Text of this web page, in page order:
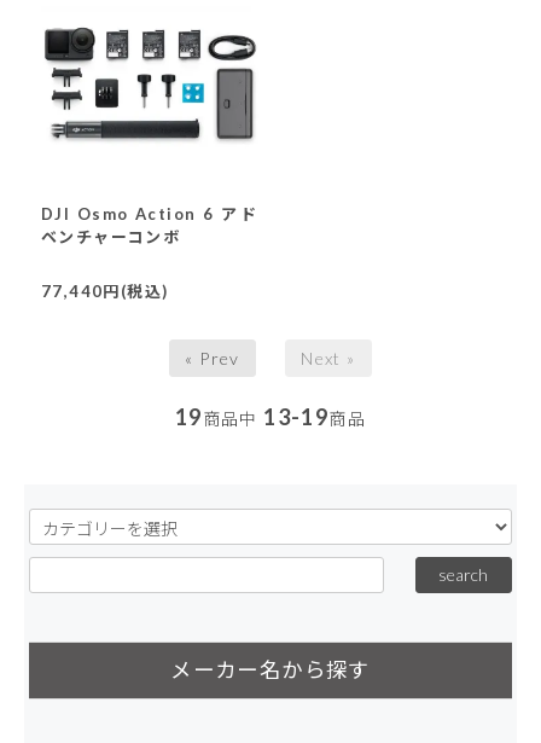
DJI Osmo Action 6 アド
ベンチャーコンボ
77,440円(税込)
« Prev Next »
19商品中 13-19商品
メーカー名から探す